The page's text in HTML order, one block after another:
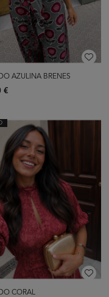
AZULINA BRENES
€
CORAL